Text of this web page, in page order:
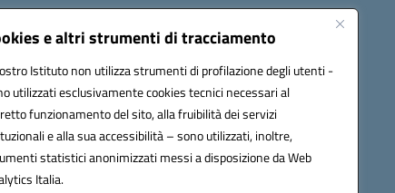
e altri strumenti di tracciamento
Istituto non utilizza strumenti di profilazione degli utenti -
utilizzati esclusivamente cookies tecnici necessari al
funzionamento del sito, alla fruibilità dei servizi
e alla sua accessibilità – sono utilizzati, inoltre,
statistici anonimizzati messi a disposizione da Web
Italia.